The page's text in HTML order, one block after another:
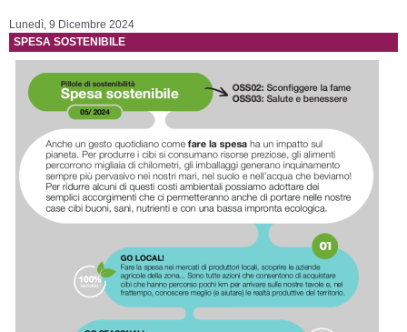
Lunedì, 9 Dicembre 2024
SPESA SOSTENIBILE